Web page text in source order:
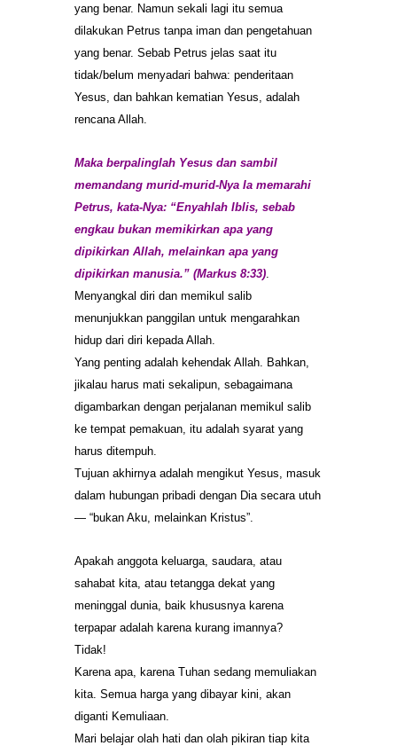
yang benar. Namun sekali lagi itu semua
dilakukan Petrus tanpa iman dan pengetahuan
yang benar. Sebab Petrus jelas saat itu
tidak/belum menyadari bahwa: penderitaan
Yesus, dan bahkan kematian Yesus, adalah
rencana Allah.
Maka berpalinglah Yesus dan sambil
memandang murid-murid-Nya Ia memarahi
Petrus, kata-Nya: “Enyahlah Iblis, sebab
engkau bukan memikirkan apa yang
dipikirkan Allah, melainkan apa yang
dipikirkan manusia.” (Markus 8:33)
Menyangkal diri dan memikul salib
menunjukkan panggilan untuk mengarahkan
hidup dari diri kepada Allah.
Yang penting adalah kehendak Allah. Bahkan,
jikalau harus mati sekalipun, sebagaimana
digambarkan dengan perjalanan memikul salib
ke tempat pemakuan, itu adalah syarat yang
harus ditempuh.
Tujuan akhirnya adalah mengikut Yesus, masuk
dalam hubungan pribadi dengan Dia secara utuh
— “bukan Aku, melainkan Kristus”.
Apakah anggota keluarga, saudara, atau
sahabat kita, atau tetangga dekat yang
meninggal dunia, baik khususnya karena
terpapar adalah karena kurang imannya?
Tidak!
Karena apa, karena Tuhan sedang memuliakan
kita. Semua harga yang dibayar kini, akan
diganti Kemuliaan.
Mari belajar olah hati dan olah pikiran tiap kita